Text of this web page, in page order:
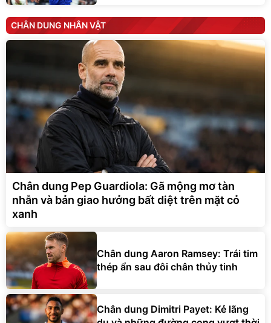
CHÂN DUNG NHÂN VẬT
Chân dung Pep Guardiola: Gã mộng mơ tàn
nhẫn và bản giao hưởng bất diệt trên mặt cỏ
xanh
Chân dung Aaron Ramsey: Trái tim
thép ẩn sau đôi chân thủy tinh
Chân dung Dimitri Payet: Kẻ lãng